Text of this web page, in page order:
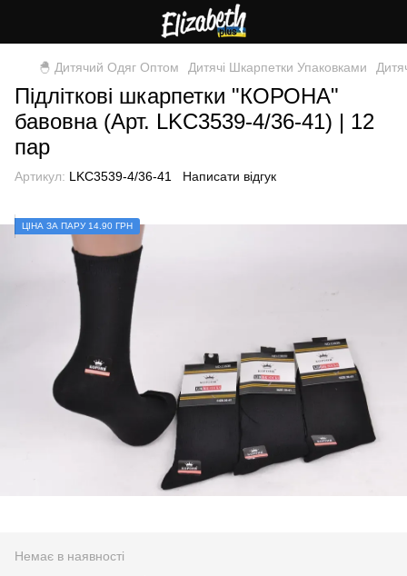
🐣 Дитячий Одяг Оптом Дитячі Шкарпетки Упаковками
Підліткові шкарпетки "КОРОНА"
бавовна (Арт. LKC3539-4/36-41) | 12
пар
Артикул: LKC3539-4/36-41 Написати відгук
ЦIНА ЗА ПАРУ 14.90 ГРН
Немає в наявності